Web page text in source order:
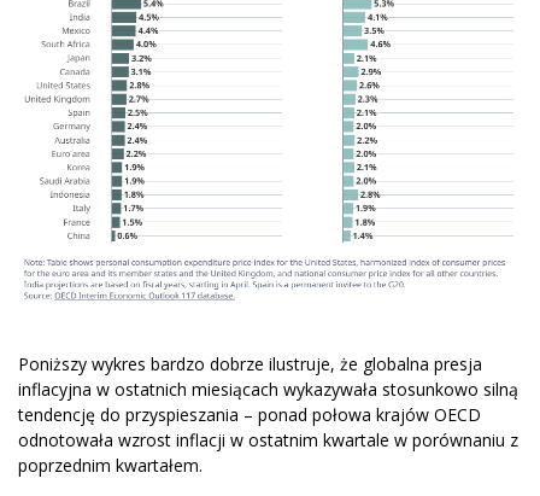
Poniższy wykres bardzo dobrze ilustruje, że globalna presja
inflacyjna w ostatnich miesiącach wykazywała stosunkowo silną
tendencję do przyspieszania – ponad połowa krajów OECD
odnotowała wzrost inflacji w ostatnim kwartale w porównaniu z
poprzednim kwartałem.